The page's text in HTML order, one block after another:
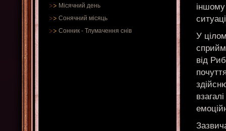
Місячний день
Сонячний місяць
Сонник - Тлумачення снів
У
від